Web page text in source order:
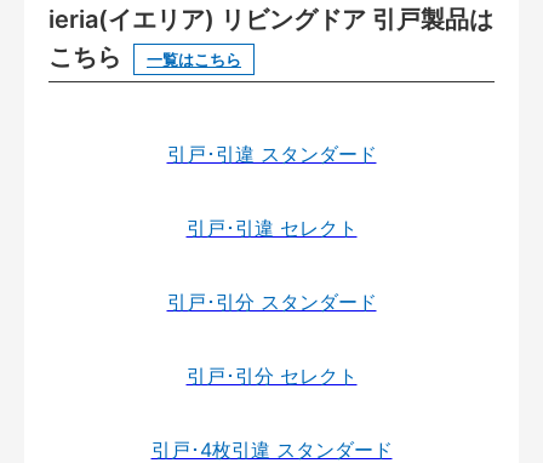
ieria(イエリア) リビングドア 引戸製品は
こちら
一覧はこちら
引戸･引違 スタンダード
引戸･引違 セレクト
引戸･引分 スタンダード
引戸･引分 セレクト
引戸･4枚引違 スタンダード